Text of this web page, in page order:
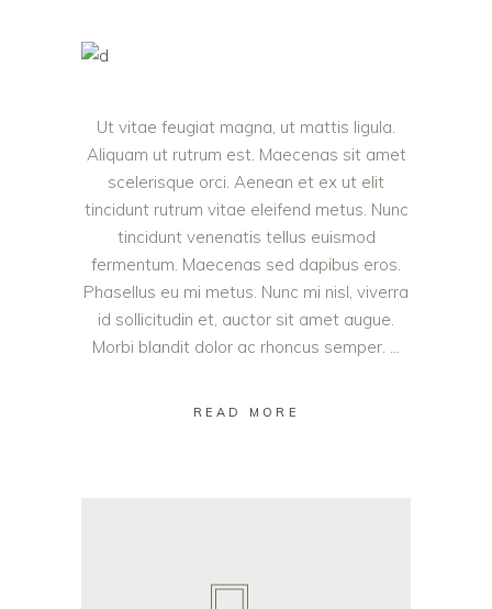
Ut vitae feugiat magna, ut mattis ligula.
Aliquam ut rutrum est. Maecenas sit amet
scelerisque orci. Aenean et ex ut elit
tincidunt rutrum vitae eleifend metus. Nunc
tincidunt venenatis tellus euismod
fermentum. Maecenas sed dapibus eros.
Phasellus eu mi metus. Nunc mi nisl, viverra
id sollicitudin et, auctor sit amet augue.
Morbi blandit dolor ac rhoncus semper.
READ MORE